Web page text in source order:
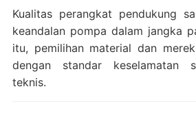
Kualitas perangkat pendukung
keandalan pompa dalam jangka
itu, pemilihan material dan
dengan standar keselamatan
teknis.